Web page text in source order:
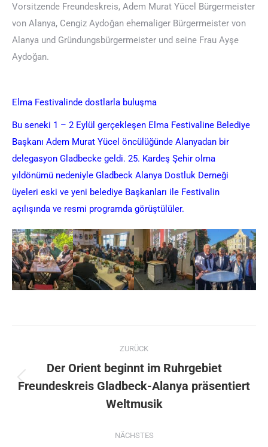
Vorsitzende Freundeskreis, Adem Murat Yücel Bürgermeister
von Alanya, Cengiz Aydoğan ehemaliger Bürgermeister von
Alanya und Gründungsbürgermeister und seine Frau Ayşe
Aydoğan.
Elma Festivalinde dostlarla buluşma
Bu seneki 1 – 2 Eylül gerçekleşen Elma Festivaline Belediye
Başkanı Adem Murat Yücel öncülüğünde Alanyadan bir
delegasyon Gladbecke geldi. 25. Kardeş Şehir olma
yıldönümü nedeniyle Gladbeck Alanya Dostluk Derneği
üyeleri eski ve yeni belediye Başkanları ile Festivalin
açılışında ve resmi programda görüştülüler.
Kommentarnavigation
ZURÜCK
Vorheriger
Beitrag:
Der Orient beginnt im Ruhrgebiet
Freundeskreis Gladbeck-Alanya präsentiert
Weltmusik
NÄCHSTES